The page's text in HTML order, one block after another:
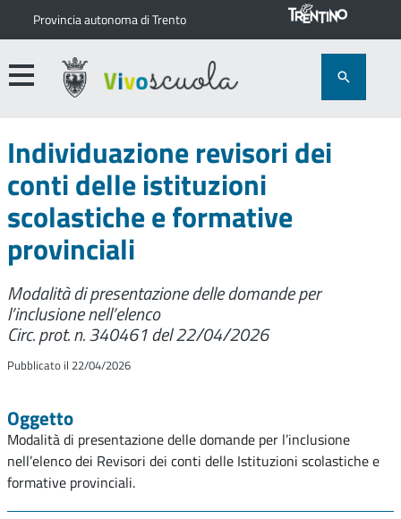
Provincia autonoma di Trento
Individuazione revisori dei
conti delle istituzioni
scolastiche e formative
provinciali
Modalità di presentazione delle domande per
l’inclusione nell’elenco
Circ. prot. n. 340461 del 22/04/2026
Pubblicato il 22/04/2026
Oggetto
Modalità di presentazione delle domande per l’inclusione
nell’elenco dei Revisori dei conti delle Istituzioni scolastiche e
formative provinciali.